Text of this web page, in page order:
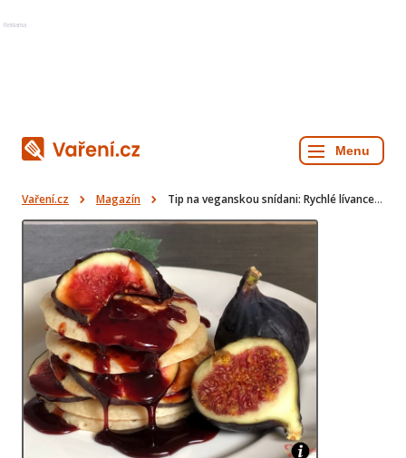
Reklama
Vaření.cz Magazín Tip na veganskou snídani: Rychlé lívance krok za krokem